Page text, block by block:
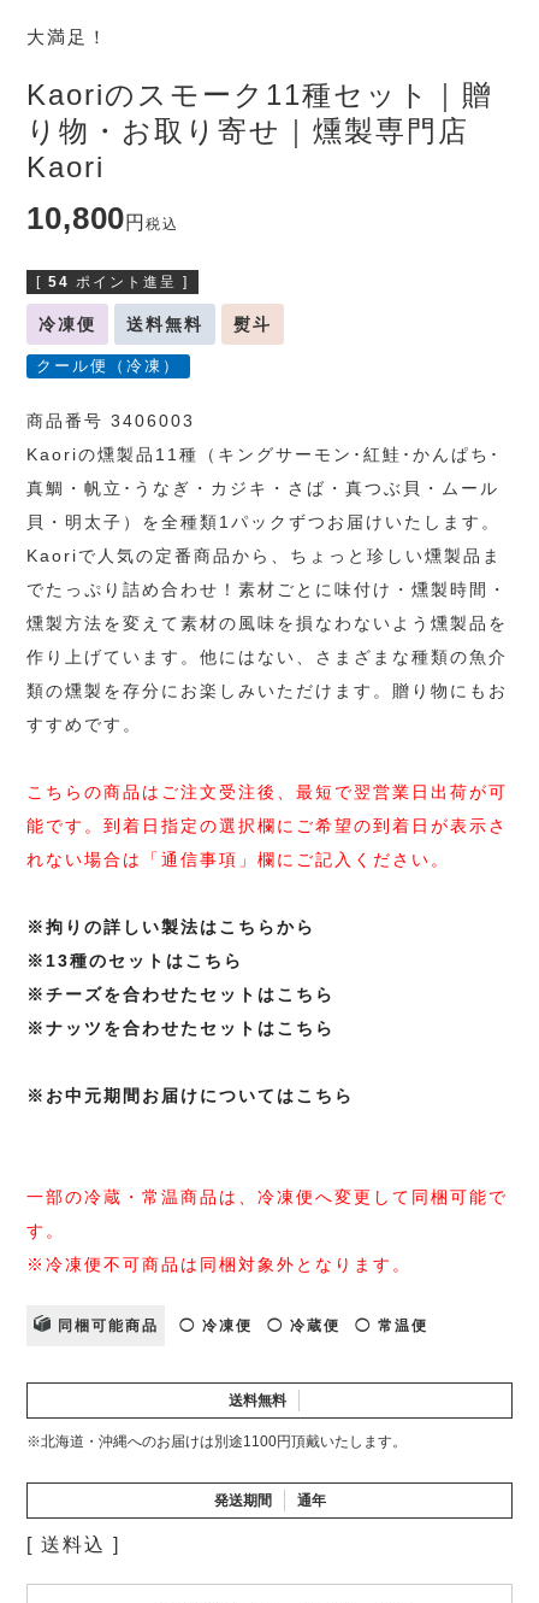
大満足！
Kaoriのスモーク11種セット｜贈
り物・お取り寄せ｜燻製専門店
Kaori
10,800 税込
[ 54 ポイント進呈 ]
冷凍便 送料無料 熨斗
クール便（冷凍）
商品番号 3406003
Kaoriの燻製品11種（キングサーモン･紅鮭･かんぱち･
真鯛・帆立･うなぎ・カジキ・さば・真つぶ貝・ムール
貝・明太子）を全種類1パックずつお届けいたします。
Kaoriで人気の定番商品から、ちょっと珍しい燻製品ま
でたっぷり詰め合わせ！素材ごとに味付け・燻製時間・
燻製方法を変えて素材の風味を損なわないよう燻製品を
作り上げています。他にはない、さまざまな種類の魚介
類の燻製を存分にお楽しみいただけます。贈り物にもお
すすめです。
こちらの商品はご注文受注後、最短で翌営業日出荷が可
能です。到着日指定の選択欄にご希望の到着日が表示さ
れない場合は「通信事項」欄にご記入ください。
※拘りの詳しい製法はこちらから
※13種のセットはこちら
※チーズを合わせたセットはこちら
※ナッツを合わせたセットはこちら
※お中元期間お届けについてはこちら
一部の冷蔵・常温商品は、冷凍便へ変更して同梱可能で
す。
※冷凍便不可商品は同梱対象外となります。
同梱可能商品 ◯ 冷凍便 ◯ 冷蔵便 ◯ 常温便
送料無料
※北海道・沖縄へのお届けは別途1100円頂戴いたします。
発送期間 通年
送料込